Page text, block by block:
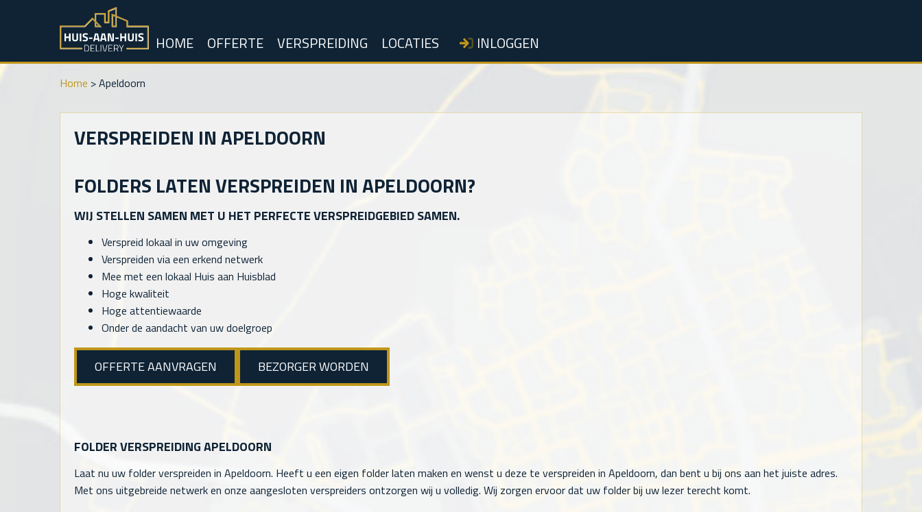
HOME OFFERTE VERSPREIDING LOCATIES INLOGGEN
Home >Apeldoorn
VERSPREIDEN IN APELDOORN
FOLDERS LATEN VERSPREIDEN IN APELDOORN?
WIJ STELLEN SAMEN MET U HET PERFECTE VERSPREIDGEBIED SAMEN.
Verspreid lokaal in uw omgeving
Verspreiden via een erkend netwerk
Mee met een lokaal Huis aan Huisblad
Hoge kwaliteit
Hoge attentiewaarde
Onder de aandacht van uw doelgroep
OFFERTE AANVRAGEN BEZORGER WORDEN
FOLDER VERSPREIDING APELDOORN
Laat nu uw folder verspreiden in Apeldoorn. Heeft u een eigen folder laten maken en wenst u deze te verspreiden in Apeldoorn, dan bent u bij ons aan het juiste adres.
Met ons uitgebreide netwerk en onze aangesloten verspreiders ontzorgen wij u volledig. Wij zorgen ervoor dat uw folder bij uw lezer terecht komt.